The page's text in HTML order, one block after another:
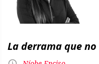
La derrama que